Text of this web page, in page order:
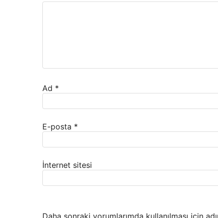
Ad *
E-posta *
İnternet sitesi